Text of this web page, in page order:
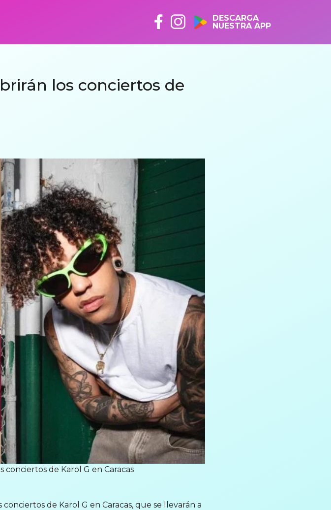
DESCARGA
NUESTRA APP
los conciertos de
conciertos de Karol G en Caracas
de Karol G en Caracas, que se llevarán a